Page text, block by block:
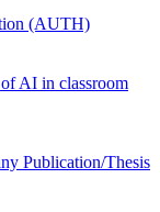
(AUTH)
AI in classroom
Publication/Thesis